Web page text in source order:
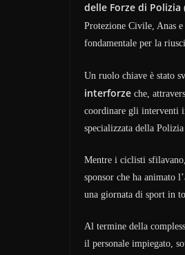
delle Forze di Polizia
Protezione Civile, Anas
fondamentale per la
Un ruolo chiave è stato
interforze che,
coordinare gli interventi
specializzata della
Mentre i ciclisti
sponsor che ha animato
una giornata di sport in
Al termine della
il personale impiegato,